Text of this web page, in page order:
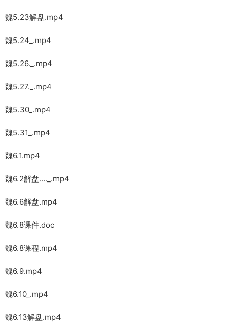
魏5.23解盘.mp4
魏5.24_.mp4
魏5.26._.mp4
魏5.27._.mp4
魏5.30_.mp4
魏5.31_.mp4
魏6.1.mp4
魏6.2解盘…._.mp4
魏6.6解盘.mp4
魏6.8课件.doc
魏6.8课程.mp4
魏6.9.mp4
魏6.10_.mp4
魏6.13解盘.mp4